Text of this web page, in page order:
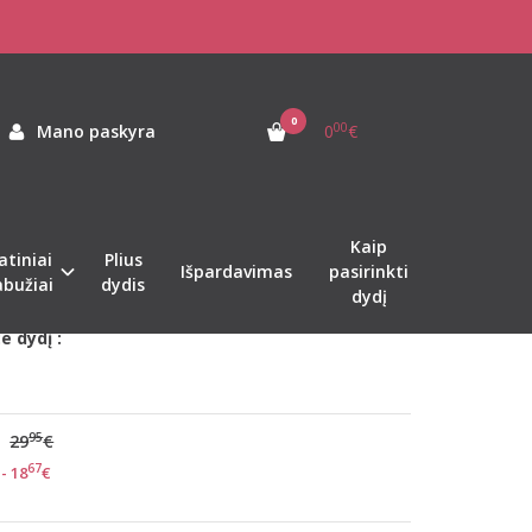
Mano paskyra 0 000€
Plius
dydis
Išpardavimas
Kaip
pasirinkti
dydį
1-2 d.d.
dydį :
2995€
1867€